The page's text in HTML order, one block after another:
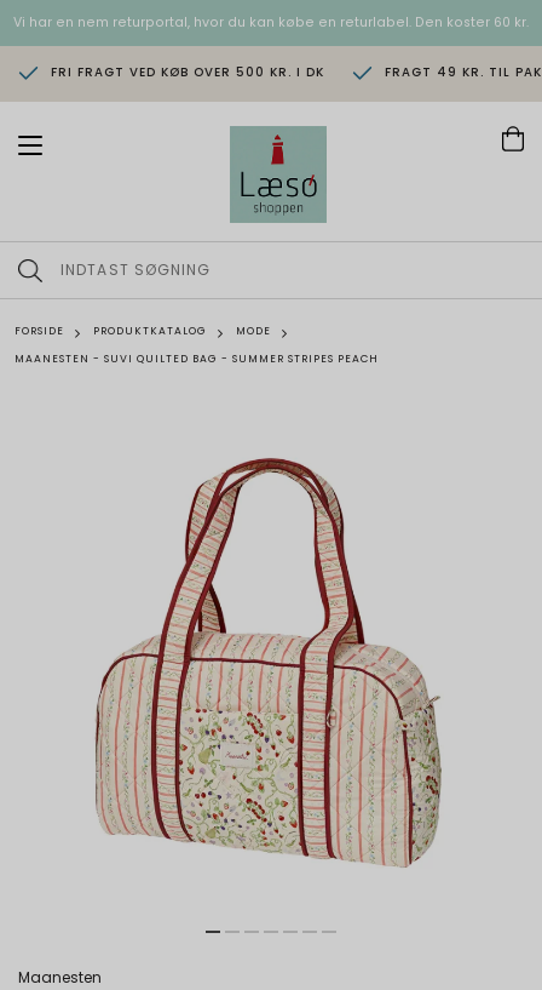
Vi har en nem returportal, hvor du kan købe en returlabel. Den koster 60 kr.
FRI FRAGT VED KØB OVER 500 KR. I DK FRAGT 49 KR. TIL
T
n
a
i
g
FORSIDE PRODUKTKATALOG
MODE
MAANESTEN - SUVI QUILTED BAG - SUMMER STRIPES PEACH
Maanesten